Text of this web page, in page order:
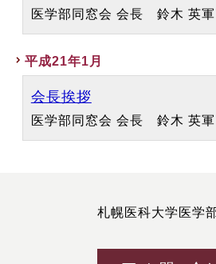
医学部同窓会 会長 鈴木 英軍
平成21年1月
会長挨拶
医学部同窓会 会長 鈴木 英軍
札幌医科大学医学